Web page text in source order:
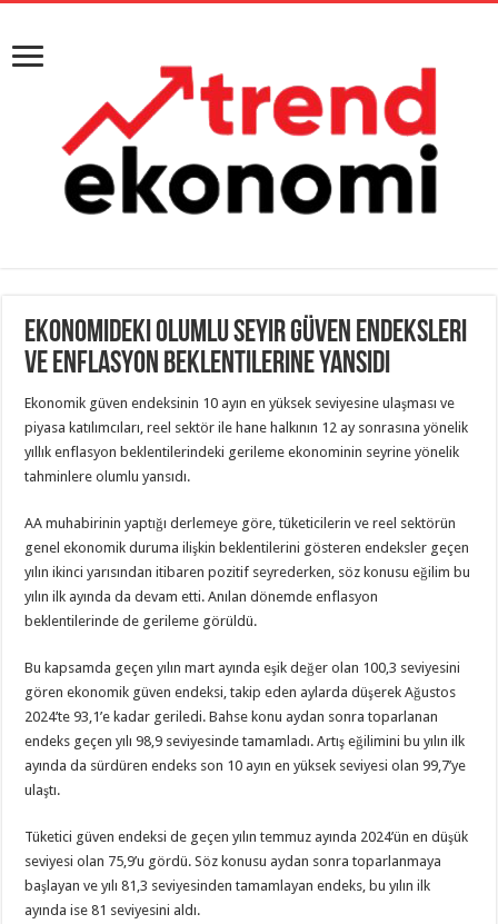
Ekonomideki olumlu seyir güven endeksleri
ve enflasyon beklentilerine yansıdı
Ekonomik güven endeksinin 10 ayın en yüksek seviyesine ulaşması ve
piyasa katılımcıları, reel sektör ile hane halkının 12 ay sonrasına yönelik
yıllık enflasyon beklentilerindeki gerileme ekonominin seyrine yönelik
tahminlere olumlu yansıdı.
AA muhabirinin yaptığı derlemeye göre, tüketicilerin ve reel sektörün
genel ekonomik duruma ilişkin beklentilerini gösteren endeksler geçen
yılın ikinci yarısından itibaren pozitif seyrederken, söz konusu eğilim bu
yılın ilk ayında da devam etti. Anılan dönemde enflasyon
beklentilerinde de gerileme görüldü.
Bu kapsamda geçen yılın mart ayında eşik değer olan 100,3 seviyesini
gören ekonomik güven endeksi, takip eden aylarda düşerek Ağustos
2024’te 93,1’e kadar geriledi. Bahse konu aydan sonra toparlanan
endeks geçen yılı 98,9 seviyesinde tamamladı. Artış eğilimini bu yılın ilk
ayında da sürdüren endeks son 10 ayın en yüksek seviyesi olan 99,7’ye
ulaştı.
Tüketici güven endeksi de geçen yılın temmuz ayında 2024’ün en düşük
seviyesi olan 75,9’u gördü. Söz konusu aydan sonra toparlanmaya
başlayan ve yılı 81,3 seviyesinden tamamlayan endeks, bu yılın ilk
ayında ise 81 seviyesini aldı.